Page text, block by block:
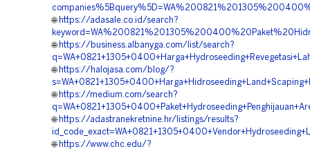
🌐 https://adasale.co.id/search?
🌐 https://business.albanyga.com/list/search?
🌐 https://halojasa.com/blog/?
🌐 https://medium.com/search?
🌐 https://adastranekretnine.hr/listings/results?
🌐 https://www.chc.edu/?